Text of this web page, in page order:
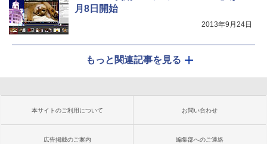
月8日開始
2013年9月24日
もっと関連記事を見る
本サイトのご利用について お問い合わせ
広告掲載のご案内 編集部へのご連絡